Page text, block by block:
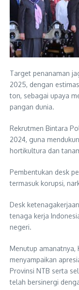
Target penanaman
2025, dengan
ton, sebagai upaya
pangan dunia.
Rekrutmen Bintara
2024, guna
hortikultura dan
Pembentukan desk
termasuk korupsi,
Desk
tenaga kerja
negeri.
Menutup amanatnya,
menyampaikan
Provinsi NTB serta
telah bersinergi